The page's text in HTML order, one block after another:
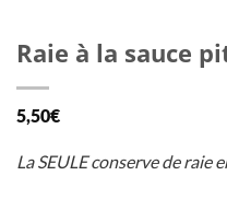
Raie à la sauce
5,50€
La SEULE conserve de raie